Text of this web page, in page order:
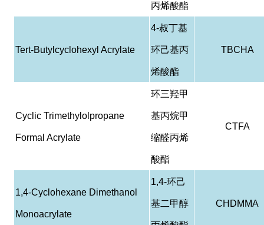
丙烯酸酯
Tert-Butylcyclohexyl Acrylate
4-叔丁基
环己基丙
烯酸酯
TBCHA
Cyclic Trimethylolpropane
Formal Acrylate
环三羟甲
基丙烷甲
缩醛丙烯
酸酯
CTFA
1,4-Cyclohexane Dimethanol
Monoacrylate
1,4-环己
基二甲醇 CHDMMA